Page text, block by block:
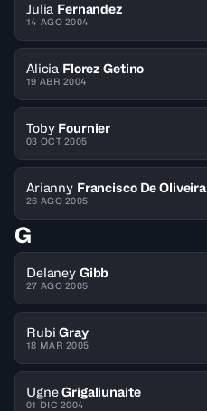
Julia Fernandez
14 AGO 2004
Alicia Florez Getino
19 ABR 2004
Toby Fournier
03 OCT 2005
Arianny Francisco De Oliveira
26 AGO 2005
G
Delaney Gibb
27 AGO 2005
Rubi Gray
18 MAR 2005
Ugne Grigaliunaite
01 DIC 2004